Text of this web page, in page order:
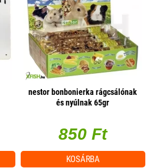
nestor bonbonierka rágcsálónak
és nyúlnak 65gr
850 Ft
KOSÁRBA